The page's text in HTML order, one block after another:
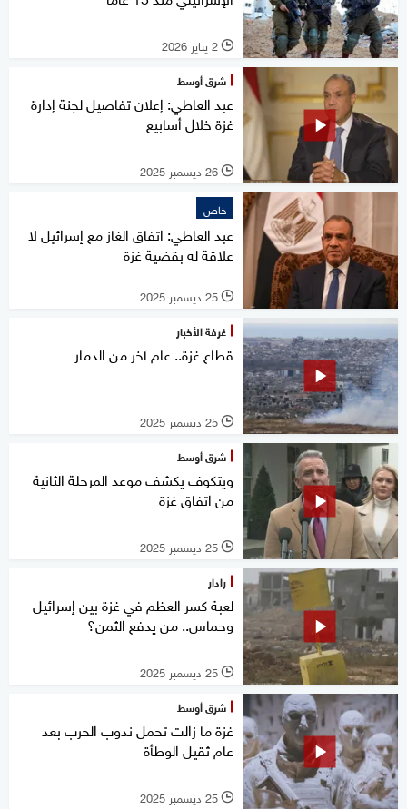
l 2 يناير 2026
شرق أوسط
عبد العاطي: إعلان تفاصيل لجنة إدارة
غزة خلال أسابيع
l 26 ديسمبر 2025
خاص
عبد العاطي: اتفاق الغاز مع إسرائيل لا
علاقة له بقضية غزة
l 25 ديسمبر 2025
غرفة الأخبار
قطاع غزة.. عام آخر من الدمار
l 25 ديسمبر 2025
شرق أوسط
ويتكوف يكشف موعد المرحلة الثانية
من اتفاق غزة
l 25 ديسمبر 2025
رادار
لعبة كسر العظم في غزة بين إسرائيل
وحماس.. من يدفع الثمن؟
l 25 ديسمبر 2025
شرق أوسط
غزة ما زالت تحمل ندوب الحرب بعد
عام ثقيل الوطأة
l 25 ديسمبر 2025